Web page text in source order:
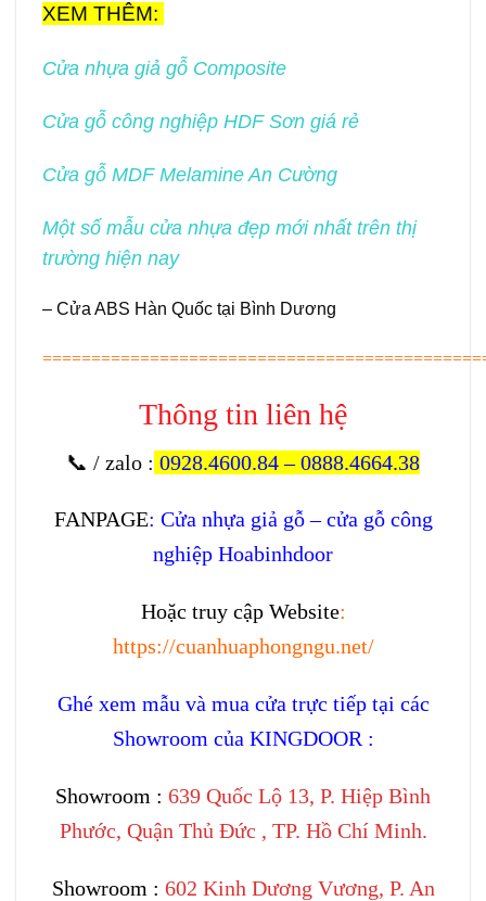
XEM THÊM:
Cửa nhựa giả gỗ Composite
Cửa gỗ công nghiệp HDF Sơn giá rẻ
Cửa gỗ MDF Melamine An Cường
Một số mẫu cửa nhựa đẹp mới nhất trên thị
trường hiện nay
– Cửa ABS Hàn Quốc tại Bình Dương
Thông tin liên hệ
📞 / zalo : 0928.4600.84–0888.4664.38
FANPAGE: Cửa nhựa giả gỗ – cửa gỗ công
nghiệp Hoabinhdoor
Hoặc truy cập Website:
https://cuanhuaphongngu.net/
Ghé xem mẫu và mua cửa trực tiếp tại các
Showroom của KINGDOOR :
Showroom : 639 Quốc Lộ 13, P. Hiệp Bình
Phước, Quận Thủ Đức , TP. Hồ Chí Minh.
Showroom : 602 Kinh Dương Vương, P. An